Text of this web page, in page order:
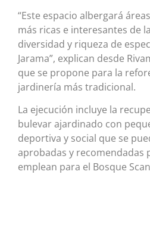
“Este espacio albergará
más ricas e interesantes de
diversidad y riqueza de
Jarama”, explican desde
que se propone para la
jardinería más tradicional.
La ejecución incluye la
bulevar ajardinado con
deportiva y social que se
aprobadas y recomendadas
emplean para el Bosque